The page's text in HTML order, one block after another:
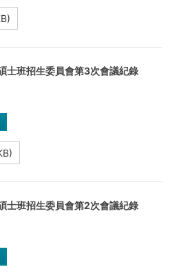
士班招生委員會第3次會議紀錄
士班招生委員會第2次會議紀錄